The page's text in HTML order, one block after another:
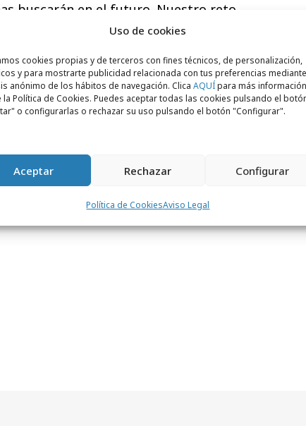
Uso de cookies
cookies propias y de terceros con fines técnicos, de personalización,
y para mostrarte publicidad relacionada con tus preferencias
anónimo de los hábitos de navegación. Clica AQUÍpara más información
la Política de Cookies. Puedes aceptar todas las cookies pulsando el
o configurarlas o rechazar su uso pulsando el botón "Configurar".
Aceptar Rechazar Configurar
Política de CookiesAviso Legal
buscarán en el futuro. Nuestro reto
que puedan resonar globalmente y
la inteligencia artificial o
sostenibilidad, la pandemia son
impacto duradero.
y ofrecer estrategias
relevantes, sino también
sin duda algunas señales de cambio y
el radar prendido. Porque
las tendencias han caído en su
en un